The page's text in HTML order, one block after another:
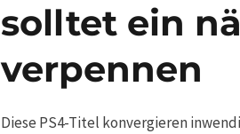
solltet ein
verpennen
Diese PS4-Titel konvergieren